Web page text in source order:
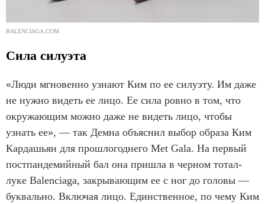
BALENCIAGA.COM
Сила силуэта
«Люди мгновенно узнают Ким по ее силуэту. Им даже
не нужно видеть ее лицо. Ее сила ровно в том, что
окружающим можно даже не видеть лицо, чтобы
узнать ее», — так Демна объяснил выбор образа Ким
Кардашьян для прошлогоднего Met Gala. На первый
постпандемийный бал она пришла в черном тотал-
луке Balenciaga, закрывающим ее с ног до головы —
буквально. Включая лицо. Единственное, по чему Ким